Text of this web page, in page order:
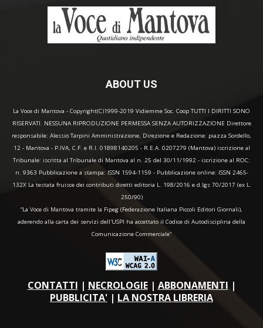
ABOUT US
La Voce di Mantova - Copyright(C)1999-2019 Vidiemme Soc. Coop TUTTI I DIRITTI SONO
RISERVATI. NESSUNA RIPRODUZIONE PERMESSA SENZA AUTORIZZAZIONE Direttore
responsabile: Alessio Tarpini Amministrazione, Direzione e Redazione: piazza Sordello,
12 - Mantova - P.IVA, C.F. e R.I. 01898140205 - R.E.A. 0207279 (Mantova) iscrizione al
Tribunale: iscritta al Tribunale di Mantova al n. 25 del 30/11/1992 - iscrizione al ROC:
n. 9363 Pubblicazione a stampa: ISSN 1594-1159 - Pubblicazione online: ISSN 2465-
132X La testata fruisce dei contributi diretti editoria L. 198/2016 e d.lgs 70/2017 (ex L.
250/90)
“La Voce di Mantova tramite la Fipeg (Federazione Italiana Piccoli Editori Giornali),
aderendo alla carta dei servizi dell'USPI ha accettato il Codice di Autodisciplina della
Comunicazione Commerciale"
CONTATTI | NECROLOGIE| ABBONAMENTI |
PUBBLICITA' | LA NOSTRA LIBRERIA